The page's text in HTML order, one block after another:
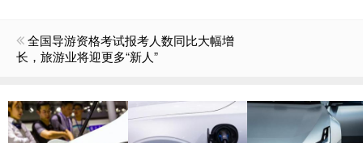
全国导游资格考试报考人数同比大幅增
长，旅游业将迎更多“新人”